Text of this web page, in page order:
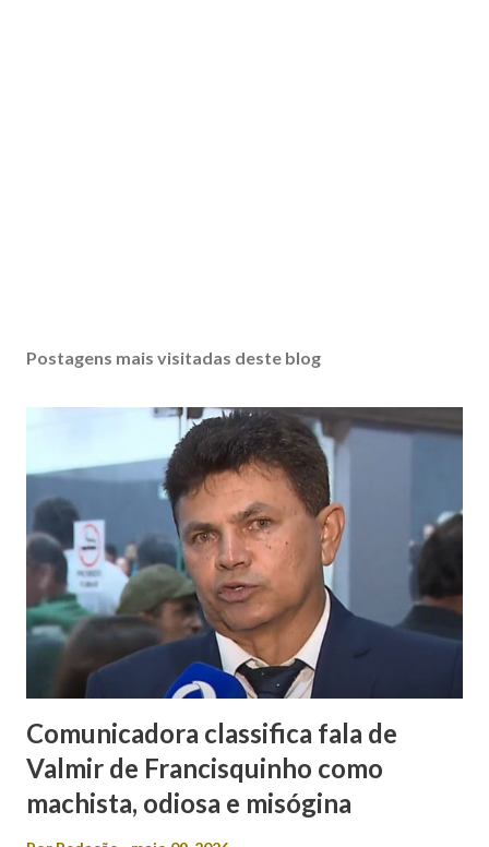
Postagens mais visitadas deste blog
Comunicadora classifica fala de
Valmir de Francisquinho como
machista, odiosa e misógina